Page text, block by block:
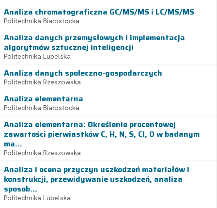
Analiza chromatograficzna GC/MS/MS i LC/MS/MS
Politechnika Białostocka
Analiza danych przemysłowych i implementacja
algorytmów sztucznej inteligencji
Politechnika Lubelska
Analiza danych społeczno-gospodarczych
Politechnika Rzeszowska
Analiza elementarna
Politechnika Białostocka
Analiza elementarna: Określenie procentowej
zawartości pierwiastków C, H, N, S, Cl, O w badanym
ma...
Politechnika Rzeszowska
Analiza i ocena przyczyn uszkodzeń materiałów i
konstrukcji, przewidywanie uszkodzeń, analiza
sposob...
Politechnika Lubelska